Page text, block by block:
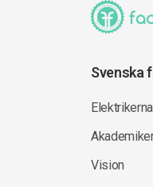
Svenska
Vision